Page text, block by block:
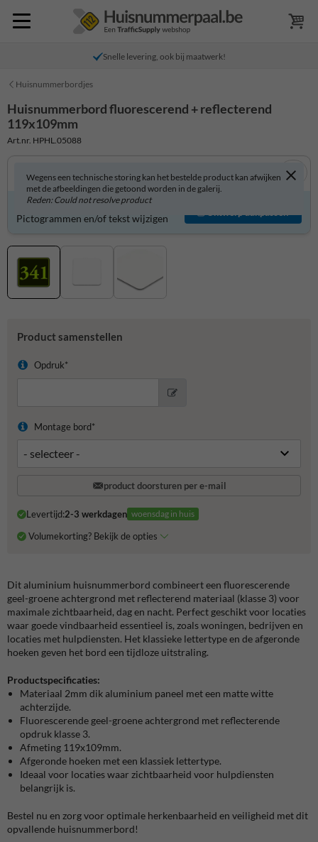
Snelle levering, ook bij maatwerk!
Huisnummerbordjes
Huisnummerbord fluorescerend + reflecterend
119x109mm
Art.nr. HPHL.05088
Wegens een technische storing kan het bestelde product kan afwijken
met de afbeeldingen die getoond worden in de galerij.
Reden: Could not resolve product
Huisnummerbord zelf aanpassen?
Pictogrammen en/of tekst wijzigen
Ontwerp aanpassen
Product samenstellen
Opdruk*
Montage bord*
product doorsturen per e-mail
Levertijd:2-3 werkdagen woensdag in huis
Volumekorting? Bekijk de opties
Dit aluminium huisnummerbord combineert een fluorescerende
geel-groene achtergrond met reflecterend materiaal (klasse 3) voor
maximale zichtbaarheid, dag en nacht. Perfect geschikt voor locaties
waar goede vindbaarheid essentieel is, zoals woningen, bedrijven en
locaties met hulpdiensten. Het klassieke lettertype en de afgeronde
hoeken geven het bord een tijdloze uitstraling.
Productspecificaties:
Materiaal 2mm dik aluminium paneel met een matte witte
achterzijde.
Fluorescerende geel-groene achtergrond met reflecterende
opdruk klasse 3.
Afmeting 119x109mm.
Afgeronde hoeken met een klassiek lettertype.
Ideaal voor locaties waar zichtbaarheid voor hulpdiensten
belangrijk is.
Bestel nu en zorg voor optimale herkenbaarheid en veiligheid met dit
opvallende huisnummerbord!